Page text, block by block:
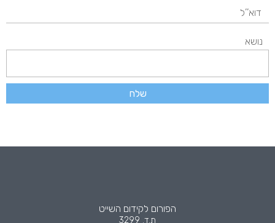
נושא
שלח
הפורום לקידום השייט
ת.ד. 3299